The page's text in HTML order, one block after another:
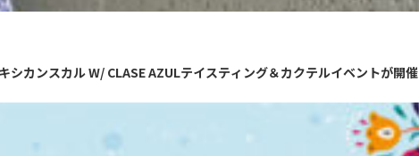
カンスカル W/ CLASE AZULテイスティング＆カクテルイベントが開催